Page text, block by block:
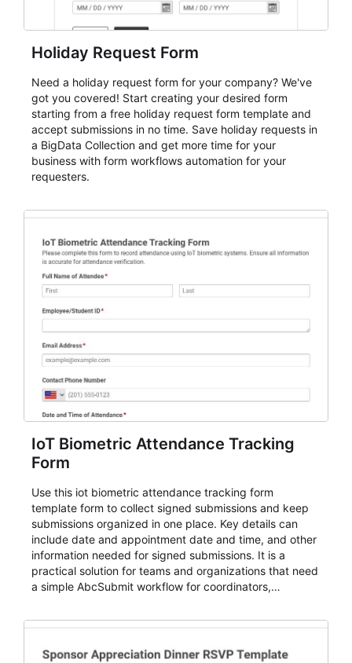
Holiday Request Form
Need a holiday request form for your company? We've
got you covered! Start creating your desired form
starting from a free holiday request form template and
accept submissions in no time. Save holiday requests in
a BigData Collection and get more time for your
business with form workflows automation for your
requesters.
IoT Biometric Attendance Tracking
Form
Use this iot biometric attendance tracking form
template form to collect signed submissions and keep
submissions organized in one place. Key details can
include date and appointment date and time, and other
information needed for signed submissions. It is a
practical solution for teams and organizations that need
a simple AbcSubmit workflow for coordinators,